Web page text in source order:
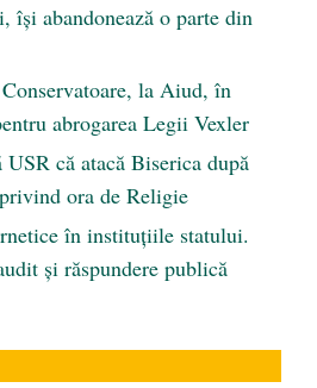
își abandonează o parte din
la Aiud, în
abrogarea Legii Vexler
că atacă Biserica după
ora de Religie
în instituțiile statului.
și răspundere publică